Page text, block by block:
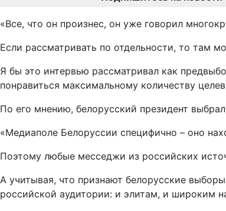
«Все, что он произнес, он уже говорил
Если рассматривать по отдельности, то там
Я бы это интервью рассматривал как
понравиться максимальному количеству
По его мнению, белорусский президент
«Медиаполе Белоруссии специфично – оно
Поэтому любые месседжи из российских
А учитывая, что признают белорусские
российской аудитории: и элитам, и широким